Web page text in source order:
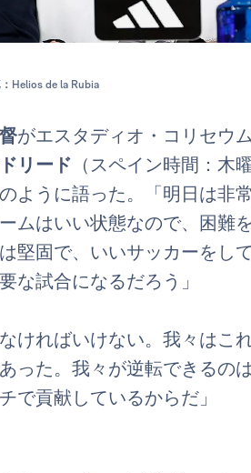
Helios de la Rubia
がエスタディオ・コリセウ
リード （スペイン時間：木
ように語った。「明日は非
ムはいい状態なので、困難
堅固で、いいサッカーをし
な試合になるだろう」
ければいけない。我々はこ
った。我々が逆転できるの
で貢献しているからだ」